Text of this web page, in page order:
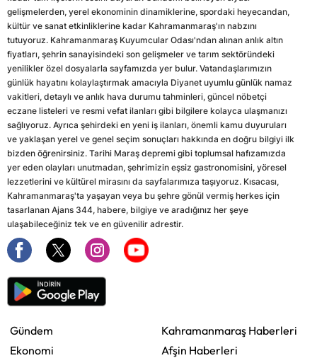
gelişmelerden, yerel ekonominin dinamiklerine, spordaki heyecandan,
kültür ve sanat etkinliklerine kadar Kahramanmaraş'ın nabzını
tutuyoruz. Kahramanmaraş Kuyumcular Odası'ndan alınan anlık altın
fiyatları, şehrin sanayisindeki son gelişmeler ve tarım sektöründeki
yenilikler özel dosyalarla sayfamızda yer bulur. Vatandaşlarımızın
günlük hayatını kolaylaştırmak amacıyla Diyanet uyumlu günlük namaz
vakitleri, detaylı ve anlık hava durumu tahminleri, güncel nöbetçi
eczane listeleri ve resmi vefat ilanları gibi bilgilere kolayca ulaşmanızı
sağlıyoruz. Ayrıca şehirdeki en yeni iş ilanları, önemli kamu duyuruları
ve yaklaşan yerel ve genel seçim sonuçları hakkında en doğru bilgiyi ilk
bizden öğrenirsiniz. Tarihi Maraş depremi gibi toplumsal hafızamızda
yer eden olayları unutmadan, şehrimizin eşsiz gastronomisini, yöresel
lezzetlerini ve kültürel mirasını da sayfalarımıza taşıyoruz. Kısacası,
Kahramanmaraş'ta yaşayan veya bu şehre gönül vermiş herkes için
tasarlanan Ajans 344, habere, bilgiye ve aradığınız her şeye
ulaşabileceğiniz tek ve en güvenilir adrestir.
Gündem
Ekonomi
Kahramanmaraş Haberleri
Afşin Haberleri